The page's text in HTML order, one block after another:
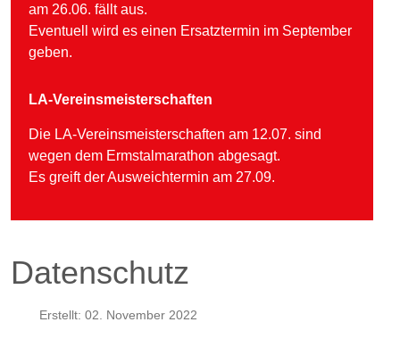
am 26.06. fällt aus.
Eventuell wird es einen Ersatztermin im September
geben.
LA-Vereinsmeisterschaften
Die LA-Vereinsmeisterschaften am 12.07. sind
wegen dem Ermstalmarathon abgesagt.
Es greift der Ausweichtermin am 27.09.
Datenschutz
Erstellt: 02. November 2022